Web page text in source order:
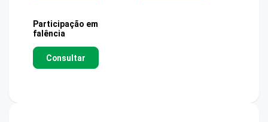
Participação em
falência
Consultar